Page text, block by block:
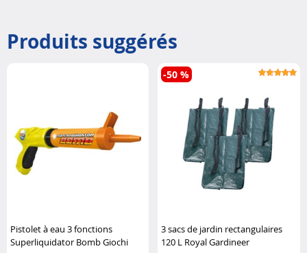
Produits suggérés
Pistolet à eau 3 fonctions
Superliquidator Bomb Giochi
3 sacs de jardin rectangulaires
120 L Royal Gardineer
-50 %